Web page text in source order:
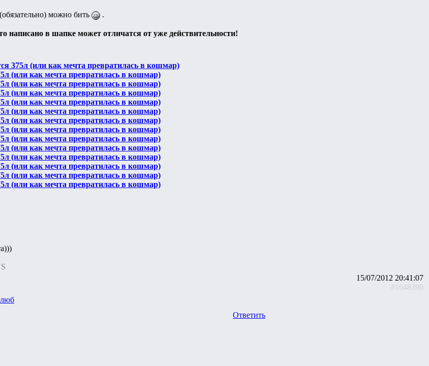
можно бить .
написано в шапке может отличатся от уже действительности!
375л (или как мечта превратилась в кошмар)
(или как мечта превратилась в кошмар)
(или как мечта превратилась в кошмар)
(или как мечта превратилась в кошмар)
(или как мечта превратилась в кошмар)
(или как мечта превратилась в кошмар)
(или как мечта превратилась в кошмар)
(или как мечта превратилась в кошмар)
(или как мечта превратилась в кошмар)
(или как мечта превратилась в кошмар)
(или как мечта превратилась в кошмар)
(или как мечта превратилась в кошмар)
(или как мечта превратилась в кошмар)
(или как мечта превратилась в кошмар)
15/07/2012 20:41:07
#1648390
Ответить